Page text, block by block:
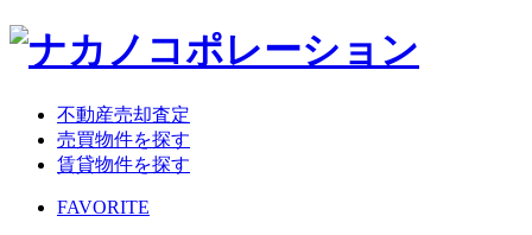
不動産売却査定
売買物件を探す
賃貸物件を探す
FAVORITE